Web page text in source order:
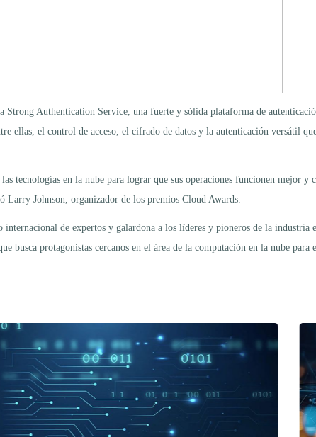
Authentication Service, una fuerte y sólida plataforma de
ellas, el control de acceso, el cifrado de datos y la autenticación versátil
tecnologías en la nube para lograr que sus operaciones funcionen mejor
Larry Johnson, organizador de los premios Cloud Awards.
de expertos y galardona a los líderes y pioneros de la
busca protagonistas cercanos en el área de la computación en la nube para